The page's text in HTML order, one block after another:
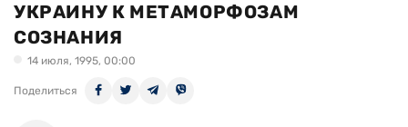
УКРАИНУ К МЕТАМОРФОЗАМ
СОЗНАНИЯ
14 июля, 1995, 00:00
Поделиться